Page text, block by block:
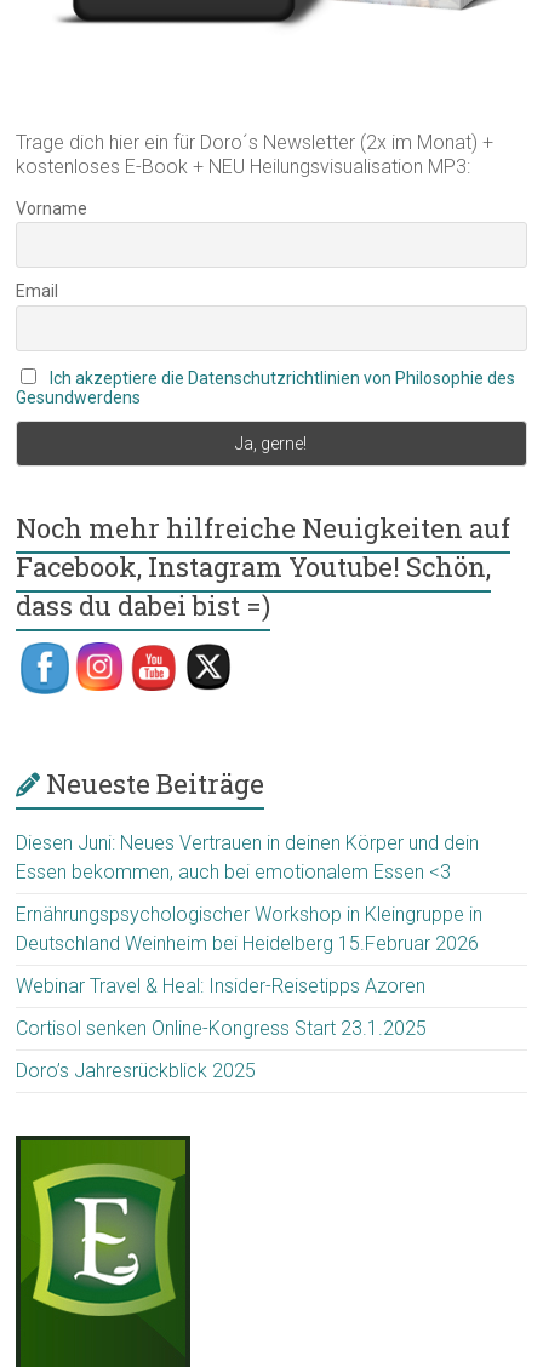
Trage dich hier ein für Doro´s Newsletter (2x im Monat) +
kostenloses E-Book + NEU Heilungsvisualisation MP3:
Vorname
Email
Ich akzeptiere die Datenschutzrichtlinien von Philosophie des
Gesundwerdens
Noch mehr hilfreiche Neuigkeiten auf
Facebook, Instagram Youtube! Schön,
dass du dabei bist =)
Neueste Beiträge
Diesen Juni: Neues Vertrauen in deinen Körper und dein
Essen bekommen, auch bei emotionalem Essen <3
Ernährungspsychologischer Workshop in Kleingruppe in
Deutschland Weinheim bei Heidelberg 15.Februar 2026
Webinar Travel & Heal: Insider-Reisetipps Azoren
Cortisol senken Online-Kongress Start 23.1.2025
Doro’s Jahresrückblick 2025